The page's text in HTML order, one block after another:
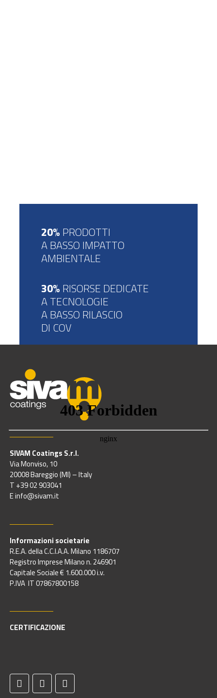
20%PRODOTTI
A BASSO IMPATTO
AMBIENTALE
30%RISORSE DEDICATE
A TECNOLOGIE
A BASSO RILASCIO
DI COV
SIVAM Coatings S.r.l.
Via Monviso, 10
20008 Bareggio (MI) – Italy
T +39 02 903041
E info@sivam.it
Informazioni societarie
R.E.A. della C.C.I.A.A. Milano 1186707
Registro Imprese Milano n. 246901
Capitale Sociale € 1.600.000 i.v.
P.IVA IT 07867800158
CERTIFICAZIONE